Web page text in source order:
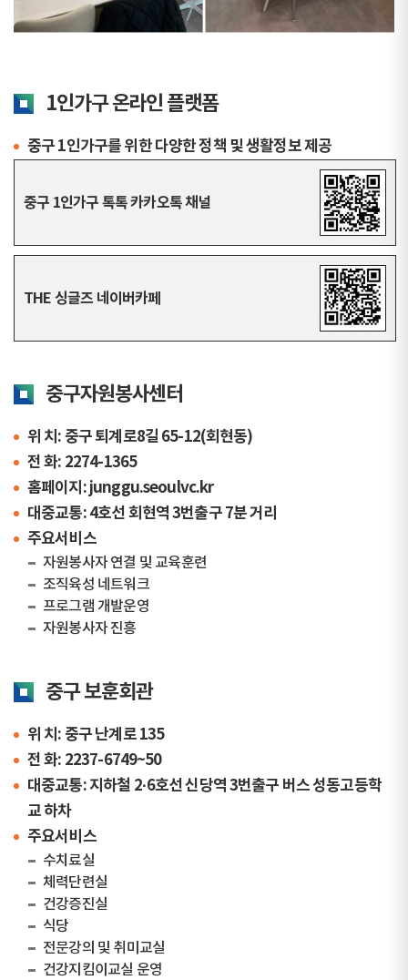
1인가구 온라인 플랫폼
중구 1인가구를 위한 다양한 정책 및 생활정보 제공
중구 1인가구 톡톡 카카오톡 채널
THE 싱글즈 네이버카페
중구자원봉사센터
위 치: 중구 퇴계로8길 65-12(회현동)
전 화: 2274-1365
홈페이지: junggu.seoulvc.kr
대중교통: 4호선 회현역 3번출구 7분 거리
주요서비스
자원봉사자 연결 및 교육훈련
조직육성 네트워크
프로그램 개발운영
자원봉사자 진흥
중구 보훈회관
위 치: 중구 난계로 135
전 화: 2237-6749~50
대중교통: 지하철 2·6호선 신당역 3번출구 버스 성동고등학
교 하차
주요서비스
수치료실
체력단련실
건강증진실
식당
전문강의 및 취미교실
건강지킴이교실 운영